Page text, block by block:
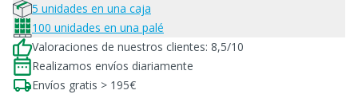
5 unidades en una caja
100 unidades en una palé
Valoraciones de nuestros clientes: 8,5/10
Realizamos envíos diariamente
Envíos gratis > 195€